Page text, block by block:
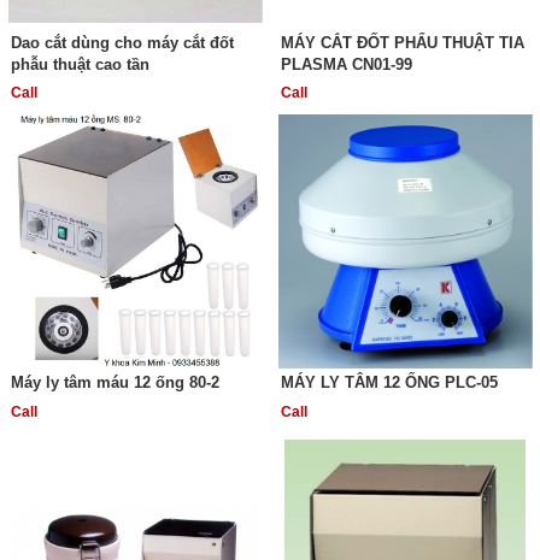
Dao cắt dùng cho máy cắt đốt
phẫu thuật cao tần
Call
MÁY CẮT ĐỐT PHẨU THUẬT TIA
PLASMA CN01-99
Call
Máy ly tâm máu 12 ống 80-2
Call
MÁY LY TÂM 12 ỐNG PLC-05
Call